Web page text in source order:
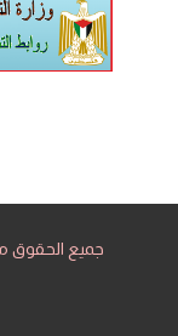
جميع الحقوق